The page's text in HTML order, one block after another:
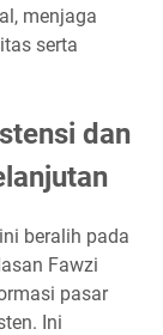
menjaga
serta
dan
beralih pada
Fawzi
pasar
Ini